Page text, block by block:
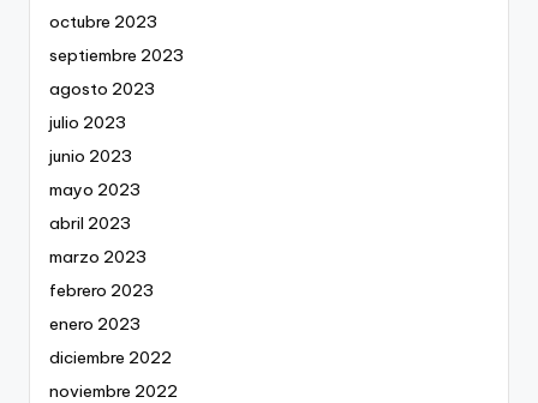
octubre 2023
septiembre 2023
agosto 2023
julio 2023
junio 2023
mayo 2023
abril 2023
marzo 2023
febrero 2023
enero 2023
diciembre 2022
noviembre 2022